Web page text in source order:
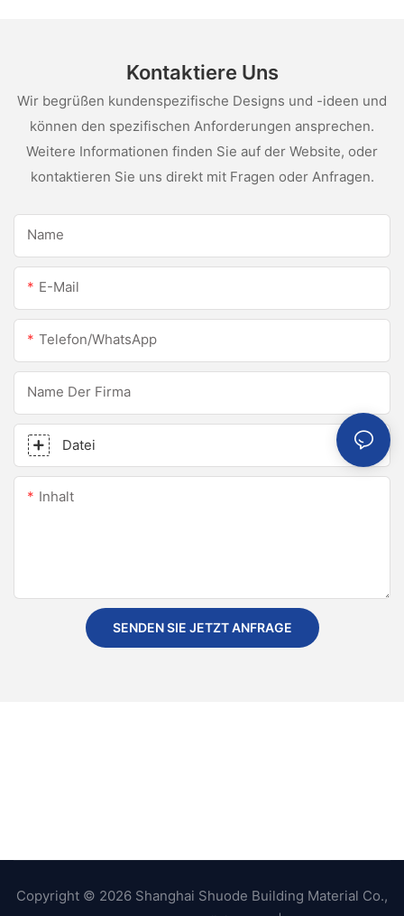
Kontaktiere Uns
Wir begrüßen kundenspezifische Designs und -ideen und
können den spezifischen Anforderungen ansprechen.
Weitere Informationen finden Sie auf der Website, oder
kontaktieren Sie uns direkt mit Fragen oder Anfragen.
Name
E-Mail
Telefon/WhatsApp
Name Der Firma
Datei
Inhalt
SENDEN SIE JETZT ANFRAGE
Copyright © 2026 Shanghai Shuode Building Material Co.,